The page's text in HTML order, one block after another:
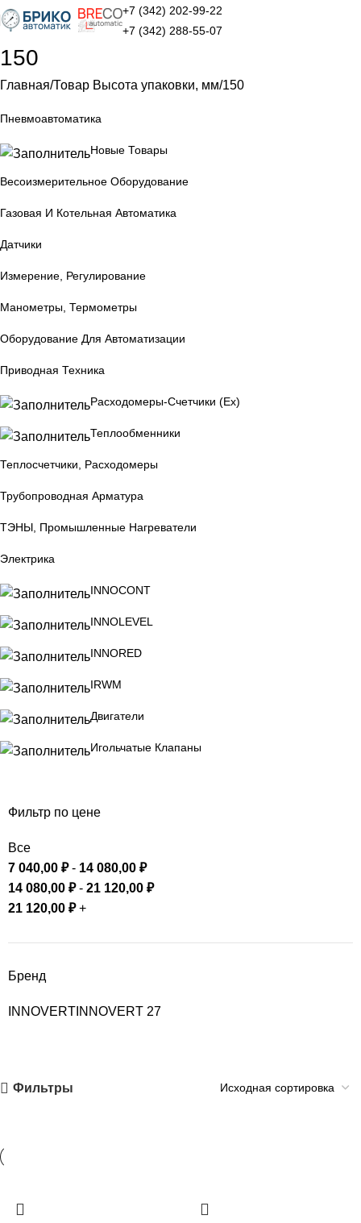
+7 (342) 202-99-22
+7 (342) 288-55-07
150
Главная Товар Высота упаковки, мм 150
Пневмоавтоматика
Новые Товары
Весоизмерительное Оборудование
Газовая И Котельная Автоматика
Датчики
Измерение, Регулирование
Манометры, Термометры
Оборудование Для Автоматизации
Приводная Техника
Расходомеры-Счетчики (Ex)
Теплообменники
Теплосчетчики, Расходомеры
Трубопроводная Арматура
ТЭНЫ, Промышленные Нагреватели
Электрика
INNOCONT
INNOLEVEL
INNORED
IRWM
Двигатели
Игольчатые Клапаны
Фильтр по цене
Все
7 040,00 ₽- 14 080,00 ₽
14 080,00 ₽- 21 120,00 ₽
21 120,00 ₽+
Бренд
INNOVERT INNOVERT 27
Фильтры